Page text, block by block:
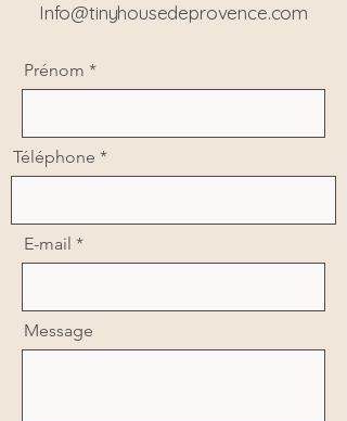
Info@tinyhousedeprovence.com
Prénom
Téléphone
E-mail
Message